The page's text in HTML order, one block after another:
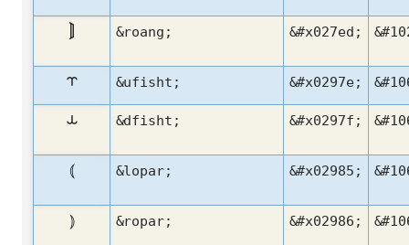
⟭ &roang; &#x027ed;
⥾ &ufisht; &#x0297e;
⥿ &dfisht; &#x0297f;
⦅ &lopar; &#x02985;
⦆ &ropar; &#x02986;